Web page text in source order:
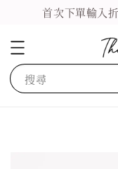
首次下單輸入
搜尋